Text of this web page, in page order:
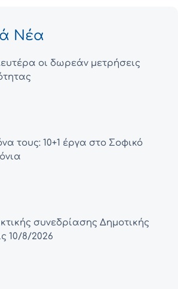
Νέα
οι δωρεάν μετρήσεις
τους: 10+1 έργα στο Σοφικό
συνεδρίασης Δημοτικής
10/8/2026